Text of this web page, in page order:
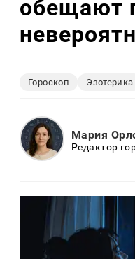
обещают
Гороскоп Эзотерика
Мария
Редактор